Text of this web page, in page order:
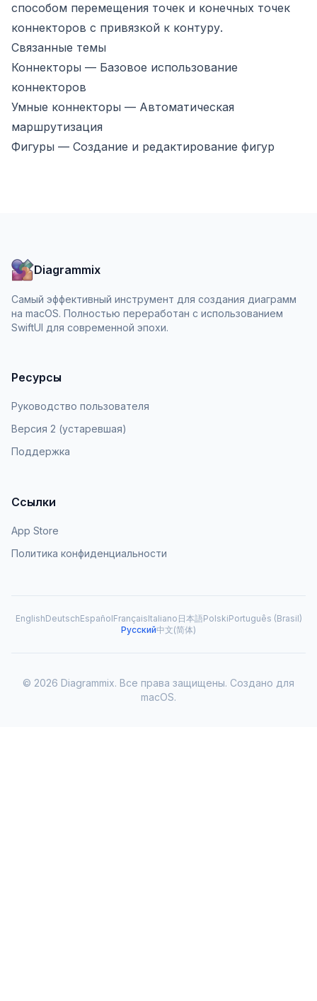
способом перемещения точек и конечных точек
коннекторов с привязкой к контуру.
Связанные темы
Коннекторы — Базовое использование
коннекторов
Умные коннекторы — Автоматическая
маршрутизация
Фигуры — Создание и редактирование фигур
Diagrammix
Самый эффективный инструмент для создания диаграмм
на macOS. Полностью переработан с использованием
SwiftUI для современной эпохи.
Ресурсы
Руководство пользователя
Версия 2 (устаревшая)
Поддержка
Ссылки
App Store
Политика конфиденциальности
EnglishDeutschEspañolFrançaisItaliano 日本語PolskiPortuguês (Brasil)
Русский中文(简体)
© 2026 Diagrammix. Все права защищены. Создано для
macOS.